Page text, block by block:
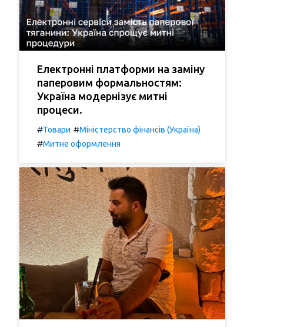
Електронні платформи на заміну
паперовим формальностям:
Україна модернізує митні
процеси.
#Товари #Міністерство фінансів (Україна)
#Митне оформлення